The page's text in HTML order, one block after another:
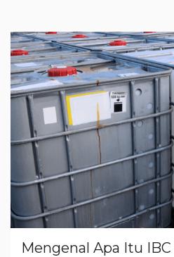
Mengenal Apa Itu